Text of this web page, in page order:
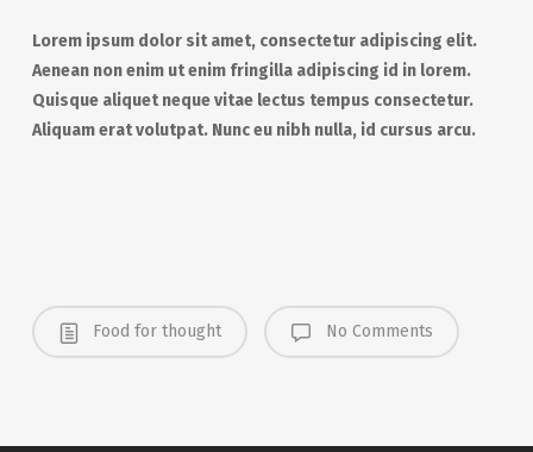
Lorem ipsum dolor sit amet, consectetur adipiscing elit.
Aenean non enim ut enim fringilla adipiscing id in lorem.
Quisque aliquet neque vitae lectus tempus consectetur.
Aliquam erat volutpat. Nunc eu nibh nulla, id cursus arcu.
Food for thought No Comments